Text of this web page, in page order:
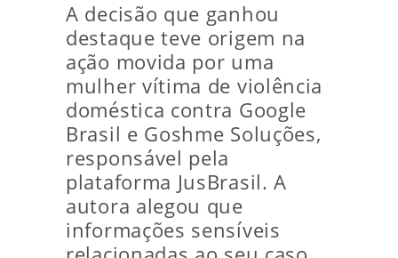
A decisão que ganhou
destaque teve origem na
ação movida por uma
mulher vítima de violência
doméstica contra Google
Brasil e Goshme Soluções,
responsável pela
plataforma JusBrasil. A
autora alegou que
informações sensíveis